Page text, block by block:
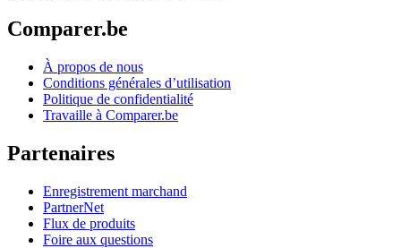
Comparer.be
À propos de nous
Conditions générales d’utilisation
Politique de confidentialité
Travaille à Comparer.be
Partenaires
Enregistrement marchand
PartnerNet
Flux de produits
Foire aux questions